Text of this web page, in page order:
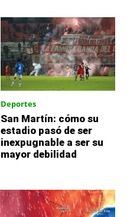
Deportes
San Martín: cómo su
estadio pasó de ser
inexpugnable a ser su
mayor debilidad